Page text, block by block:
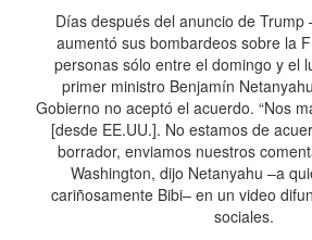
Días después del anuncio de Trump
aumentó sus bombardeos sobre la
personas sólo entre el domingo y el
primer ministro Benjamín
Gobierno no aceptó el acuerdo. “Nos
[desde EE.UU.]. No estamos de
borrador, enviamos nuestros
Washington, dijo Netanyahu –a
cariñosamente Bibi– en un video
sociales.